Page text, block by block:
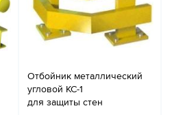
Отбойник металлический
угловой КС-1
для защиты стен